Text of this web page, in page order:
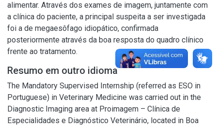
alimentar. Através dos exames de imagem, juntamente com
a clínica do paciente, a principal suspeita a ser investigada
foi a de megaesôfago idiopático, confirmada
posteriormente através da boa resposta do quadro clínico
frente ao tratamento.
Resumo em outro idioma
The Mandatory Supervised Internship (referred as ESO in
Portuguese) in Veterinary Medicine was carried out in the
Diagnostic Imaging area at Proimagem – Clínica de
Especialidades e Diagnóstico Veterinário, located in Boa